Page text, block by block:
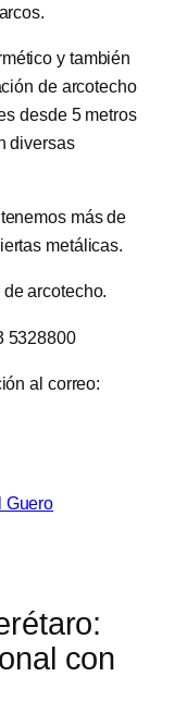
y también
de arcotecho
desde 5 metros
diversas
más de
metálicas.
arcotecho.
5328800
al correo:
Guero
con